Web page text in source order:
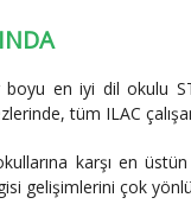
boyu en iyi dil okulu
tüm ILAC
karşı en
gelişimlerini çok